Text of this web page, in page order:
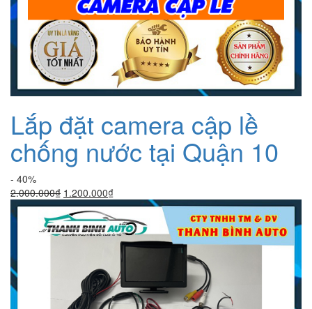
Lắp đặt camera cập lề
chống nước tại Quận 10
- 40%
2.000.000₫ Giá
gốc
là:
2.000.000₫.
1.200.000₫Giá
hiện
tại
là:
1.200.000₫.